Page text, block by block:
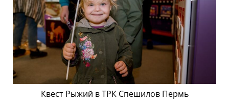
Квест Рыжий в ТРК Спешилов Пермь